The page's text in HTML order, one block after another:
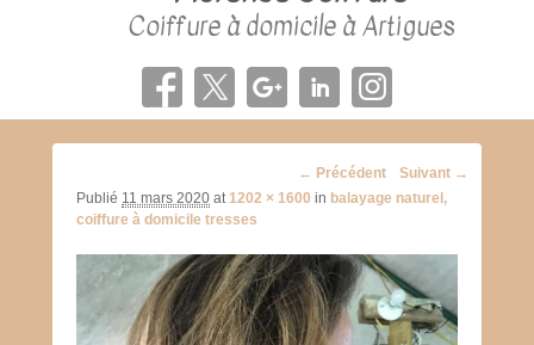
Coiffure à domicile à Artigues
Navigation
d'image
← Précédent
Suivant →
Publié 11 mars 2020 at1202 × 1600 in balayage naturel,
coiffure à domicile tresses